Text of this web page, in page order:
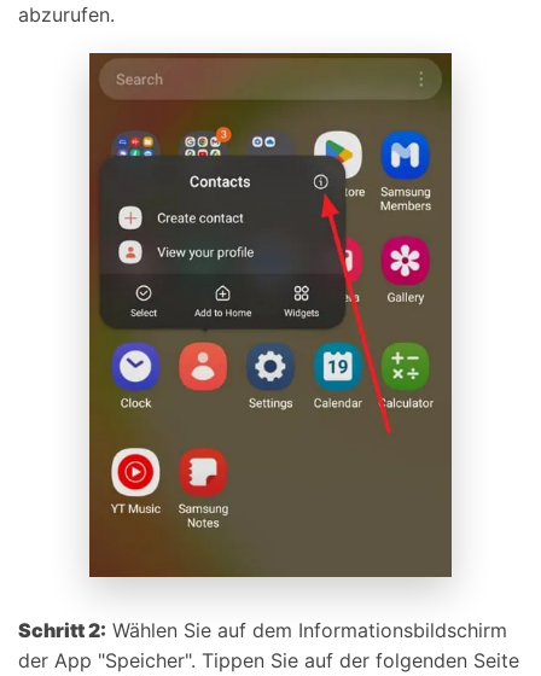
abzurufen.
Schritt 2: Wählen Sie auf dem Informationsbildschirm
der App "Speicher". Tippen Sie auf der folgenden Seite